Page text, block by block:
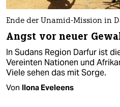
Ende der Unamid-Mission in
Angst vor neuer
In Sudans Region Darfur ist
Vereinten Nationen und
Viele sehen das mit Sorge.
Von Ilona Eveleens